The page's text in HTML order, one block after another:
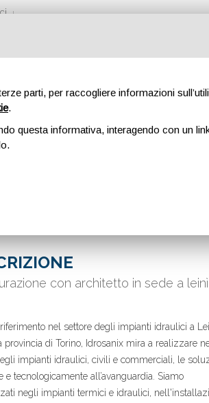
con architetto in sede a
nel settore degli impianti idraulici a
provincia di Torino, Idrosanix mira a realizzare
impianti idraulici, civili e commerciali, le
e tecnologicamente all’avanguardia. Siamo
negli impianti termici e idraulici,
parti, per raccogliere informazioni
.
questa informativa, interagendo con un